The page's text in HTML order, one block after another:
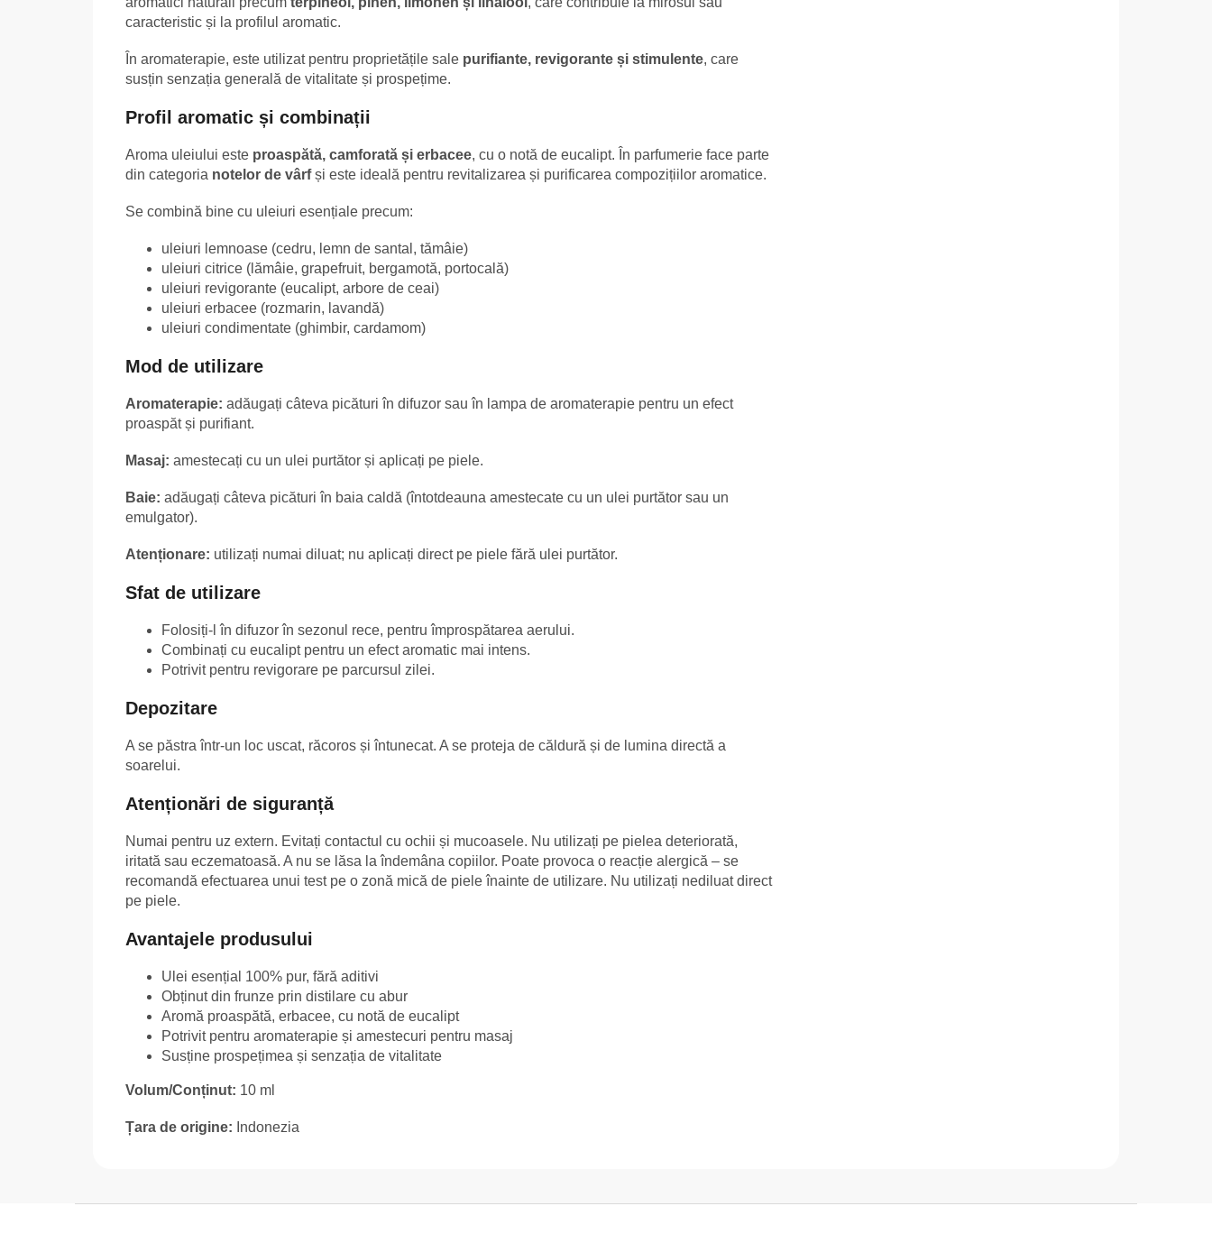
caracteristic și la profilul aromatic.
În aromaterapie, este utilizat pentru proprietățile sale purifiante, revigorante și stimulente, care
susțin senzația generală de vitalitate și prospețime.
Profil aromatic și combinații
Aroma uleiului este proaspătă, camforată și erbacee, cu o notă de eucalipt. În parfumerie face parte
din categoria notelor de vârfși este ideală pentru revitalizarea și purificarea compozițiilor aromatice.
Se combină bine cu uleiuri esențiale precum:
uleiuri lemnoase (cedru, lemn de santal, tămâie)
uleiuri citrice (lămâie, grapefruit, bergamotă, portocală)
uleiuri revigorante (eucalipt, arbore de ceai)
uleiuri erbacee (rozmarin, lavandă)
uleiuri condimentate (ghimbir, cardamom)
Mod de utilizare
Aromaterapie: adăugați câteva picături în difuzor sau în lampa de aromaterapie pentru un efect
proaspăt și purifiant.
Masaj: amestecați cu un ulei purtător și aplicați pe piele.
Baie: adăugați câteva picături în baia caldă (întotdeauna amestecate cu un ulei purtător sau un
emulgator).
Atenționare: utilizați numai diluat; nu aplicați direct pe piele fără ulei purtător.
Sfat de utilizare
Folosiți-l în difuzor în sezonul rece, pentru împrospătarea aerului.
Combinați cu eucalipt pentru un efect aromatic mai intens.
Potrivit pentru revigorare pe parcursul zilei.
Depozitare
A se păstra într-un loc uscat, răcoros și întunecat. A se proteja de căldură și de lumina directă a
soarelui.
Atenționări de siguranță
Numai pentru uz extern. Evitați contactul cu ochii și mucoasele. Nu utilizați pe pielea deteriorată,
iritată sau eczematoasă. A nu se lăsa la îndemâna copiilor. Poate provoca o reacție alergică – se
recomandă efectuarea unui test pe o zonă mică de piele înainte de utilizare. Nu utilizați nediluat direct
pe piele.
Avantajele produsului
Ulei esențial 100% pur, fără aditivi
Obținut din frunze prin distilare cu abur
Aromă proaspătă, erbacee, cu notă de eucalipt
Potrivit pentru aromaterapie și amestecuri pentru masaj
Susține prospețimea și senzația de vitalitate
Volum/Conținut: 10 ml
Țara de origine: Indonezia